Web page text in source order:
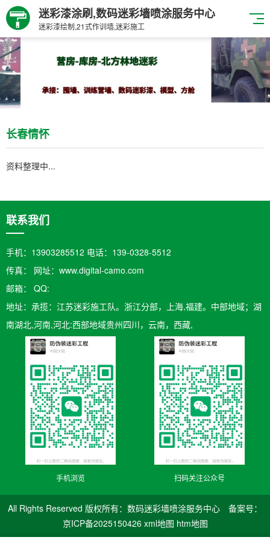
迷彩漆涂刷,数码迷彩墙喷涂服务中心
迷彩漆绘制,21式作训墙,迷彩施工
长春情怀
资料整理中...
联系我们
手机：13903285512 电话：139-0328-5512
传真： 网址：www.digital-camo.com
邮箱：​ QQ:
地址：承揽：江苏迷彩施工队。浙江分部，上海,福建。中部地域；湖
南湖北,河南,河北:西部地域贵州四川，云南，西藏,
手机浏览 扫码关注公众号
All Rights Reserved 版权所有：数码迷彩墙喷涂服务中心 备案号：
京ICP备2025150426 xml地图 htm地图